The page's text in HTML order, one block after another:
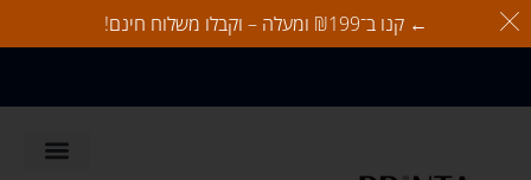
← קנו ב־₪199 ומעלה – וקבלו משלוח חינם!